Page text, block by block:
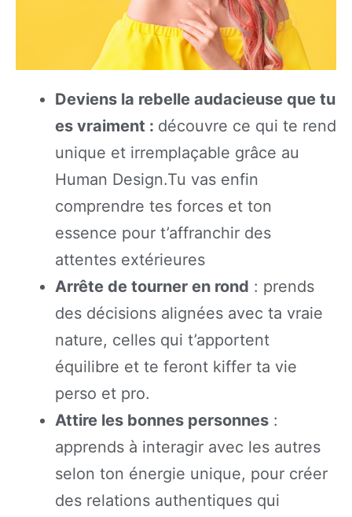
Deviens la rebelle audacieuse que tu
es vraiment : découvre ce qui te rend
unique et irremplaçable grâce au
Human Design.Tu vas enfin
comprendre tes forces et ton
essence pour t’affranchir des
attentes extérieures
Arrête de tourner en rond : prends
des décisions alignées avec ta vraie
nature, celles qui t’apportent
équilibre et te feront kiffer ta vie
perso et pro.
Attire les bonnes personnes :
apprends à interagir avec les autres
selon ton énergie unique, pour créer
des relations authentiques qui